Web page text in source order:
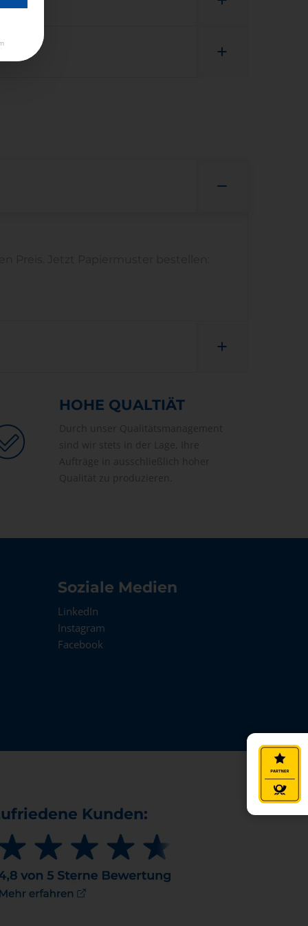
HOHE QUALTIÄT
Durch unser Qualitätsmanagement
sind wir stets in der Lage, Ihre
Aufträge in ausschließlich hoher
Qualität zu produzieren.
Soziale Medien
LinkedIn
Instagram
Facebook
Kunden: